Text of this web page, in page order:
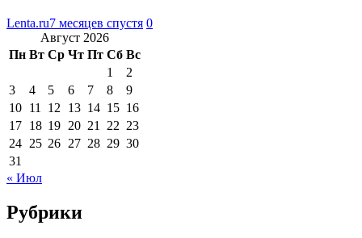
Lenta.ru7 месяцев спустя 0
Август 2026
Пн Вт Ср Чт Пт Сб Вс
1
2
3
4 5 6 7 8
9
10 11 12 13 14 15 16
17 18 19 20 21 22 23
24 25 26 27 28 29 30
31
« Июл
Рубрики